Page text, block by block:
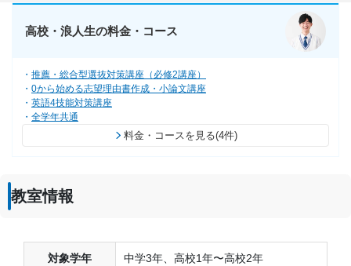
高校・浪人生の料金・コース
推薦・総合型選抜対策講座（必修2講座）
0から始める志望理由書作成・小論文講座
英語4技能対策講座
全学年共通
料金・コースを見る(4件)
教室情報
対象学年 中学3年、高校1年〜高校2年